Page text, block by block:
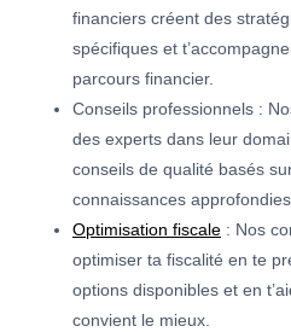
financiers créent des
spécifiques et
parcours financier.
Conseils professionnels :
des experts dans leur
conseils de qualité basés
connaissances
Optimisation fiscale : Nos
optimiser ta fiscalité en te
options disponibles et en
convient le mieux.